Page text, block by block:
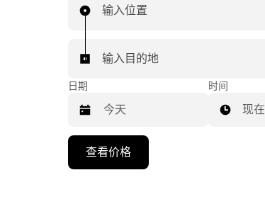
输入位置
输入目的地
日期
向
时间
现在
查看价格